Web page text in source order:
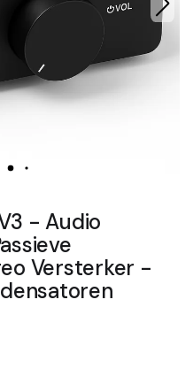
- Audio
Versterker -